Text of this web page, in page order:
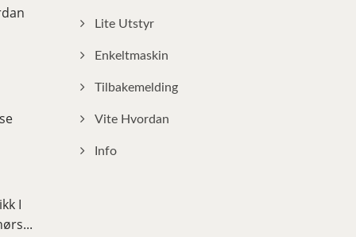
I
Lite Utstyr
Enkeltmaskin
Tilbakemelding
Vite Hvordan
Info